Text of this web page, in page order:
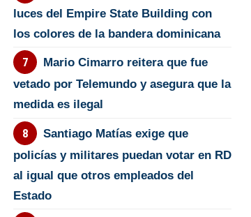
luces del Empire State Building con
los colores de la bandera dominicana
Mario Cimarro reitera que fue
vetado por Telemundo y asegura que la
medida es ilegal
Santiago Matías exige que
policías y militares puedan votar en RD
al igual que otros empleados del
Estado